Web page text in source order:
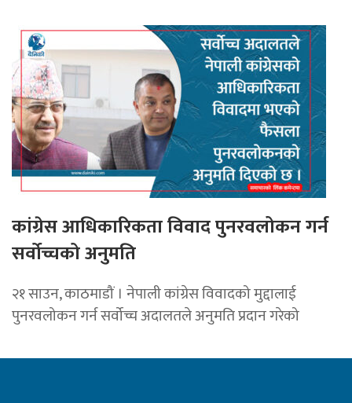
कांग्रेस आधिकारिकता विवाद पुनरवलोकन गर्न
सर्वोच्चको अनुमति
२१ साउन, काठमाडौं । नेपाली कांग्रेस विवादको मुद्दालाई
पुनरवलोकन गर्न सर्वोच्च अदालतले अनुमति प्रदान गरेको